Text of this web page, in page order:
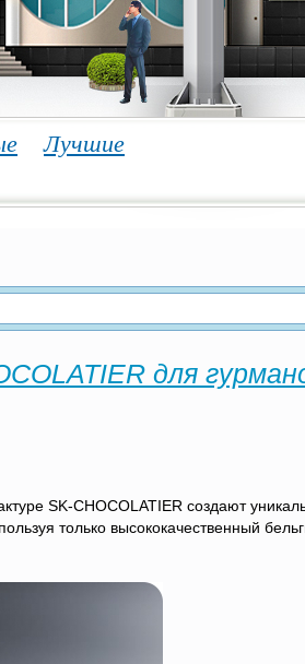
Лучшие
для
SK-CHOCOLATIER создают
только высококачественный